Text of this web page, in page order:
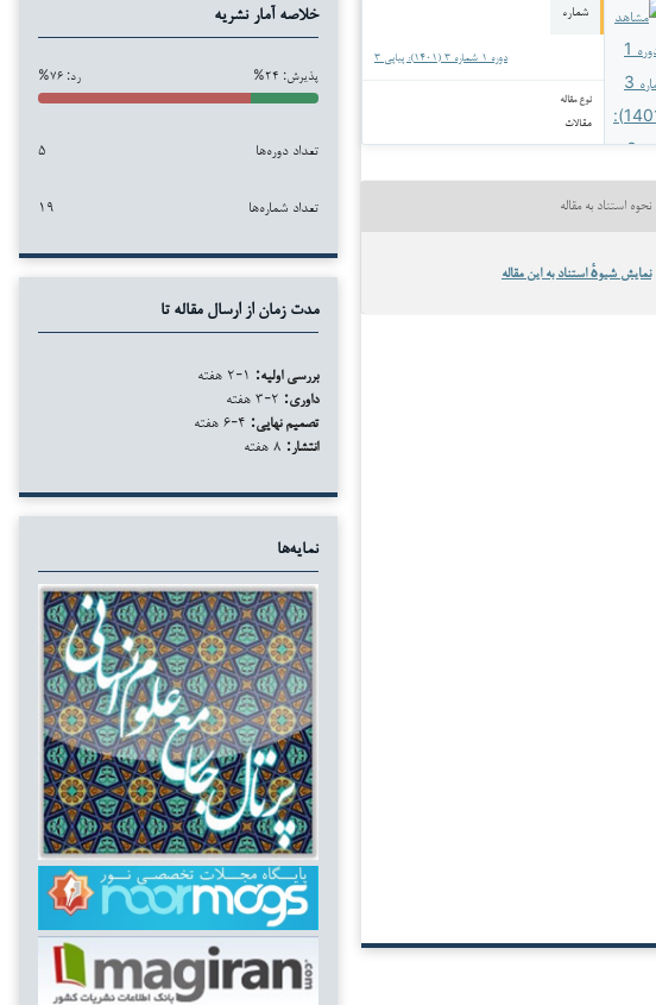
شماره
دوره ۱ شماره ۳ (۱۴۰۱): پیاپی ۳
نوع مقاله
مقالات
نحوه استناد به مقاله
نمایش شیوهٔ استناد به این مقاله
خلاصه آمار نشریه
پذیرش: ۲۴% رد: ۷۶%
تعداد دوره‌ها ۵
تعداد شماره‌ها ۱۹
مدت زمان از ارسال مقاله تا
بررسی اولیه:
داوری:
تصمیم نهایی:
انتشار:
نمایه‌ها